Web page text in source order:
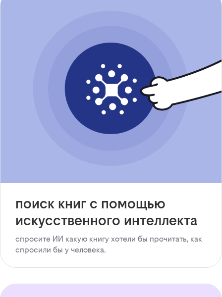
поиск книг с помощью
искусственного интеллекта
спросите ИИ какую книгу хотели бы прочитать, как
спросили бы у человека.